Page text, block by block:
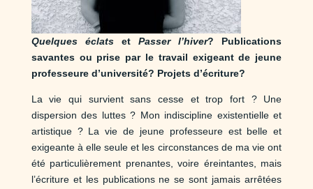
Quelques éclatsetPasser l’hiver? Publications
savantes ou prise par le travail exigeant de jeune
professeure d’université? Projets d’écriture?
La vie qui survient sans cesse et trop fort ? Une
dispersion des luttes ? Mon indiscipline existentielle et
artistique ? La vie de jeune professeure est belle et
exigeante à elle seule et les circonstances de ma vie ont
été particulièrement prenantes, voire éreintantes, mais
l’écriture et les publications ne se sont jamais arrêtées